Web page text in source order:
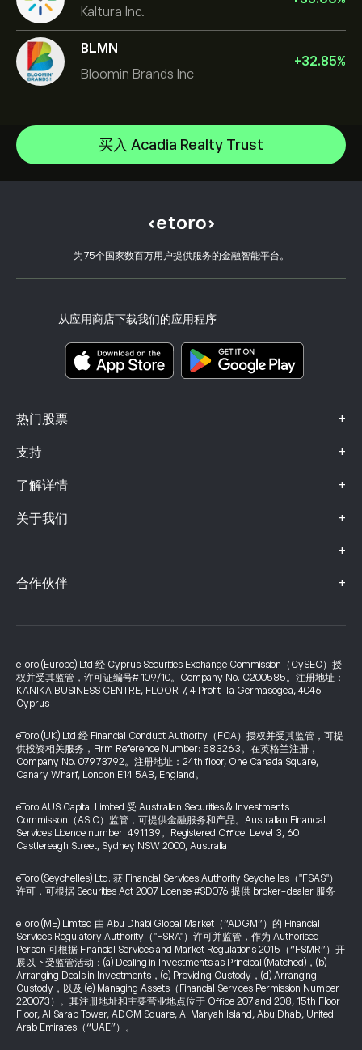
Kaltura Inc.
BLMN
Bloomin Brands Inc
+32.85%
买入 Acadia Realty Trust
为75个国家数百万用户提供服务的金融智能平台。
从应用商店下载我们的应用程序
热门股票 +
NVIDIA Corporation
Microsoft
Apple
支持 +
如何入金
如何出金
开设账户
客户端漏洞
了解详情 +
CopyTrading 简介
负责任交易
eToro Academy
关于我们 +
选择 eToro 的理由
我们的办事处
+
风险披露
关键信息文档
投诉信息（FCA 客户）
合作伙伴 +
投资保险
eToro (Europe) Ltd 经 Cyprus Securities Exchange Commission（CySEC）授
权并受其监管，许可证编号# 109/10。Company No. C200585。注册地址：
KANIKA BUSINESS CENTRE, FLOOR 7, 4 Profiti Ilia Germasogeia, 4046
Cyprus
eToro (UK) Ltd 经 Financial Conduct Authority（FCA）授权并受其监管，可提
供投资相关服务，Firm Reference Number: 583263。在英格兰注册，
Company No. 07973792。注册地址：24th floor, One Canada Square,
Canary Wharf, London E14 5AB, England。
eToro AUS Capital Limited 受 Australian Securities & Investments
Commission（ASIC）监管，可提供金融服务和产品。Australian Financial
Services Licence number: 491139。Registered Office: Level 3, 60
Castlereagh Street, Sydney NSW 2000, Australia
eToro (Seychelles) Ltd. 获 Financial Services Authority Seychelles（"FSAS"）
许可，可根据 Securities Act 2007 License #SD076 提供 broker-dealer 服务
eToro (ME) Limited 由 Abu Dhabi Global Market（“ADGM”）的 Financial
Services Regulatory Authority（"FSRA"）许可并监管，作为 Authorised
Person 可根据 Financial Services and Market Regulations 2015（“FSMR”）开
展以下受监管活动：(a) Dealing in Investments as Principal (Matched)，(b)
Arranging Deals in Investments，(c) Providing Custody，(d) Arranging
Custody，以及 (e) Managing Assets（Financial Services Permission Number
220073）。其注册地址和主要营业地点位于 Office 207 and 208, 15th Floor
Floor, Al Sarab Tower, ADGM Square, Al Maryah Island, Abu Dhabi, United
Arab Emirates（“UAE”）。